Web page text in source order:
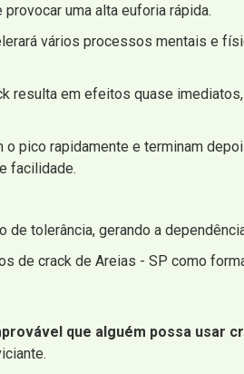
uma alta euforia rápida.
vários processos mentais e
resulta em efeitos quase
pico rapidamente e terminam
facilidade.
tolerância, gerando a
de crack de Areias - SP como
que alguém possa usar